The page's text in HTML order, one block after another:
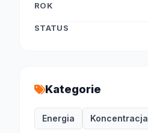
ROK
STATUS
Kategorie
Energia Koncentracja